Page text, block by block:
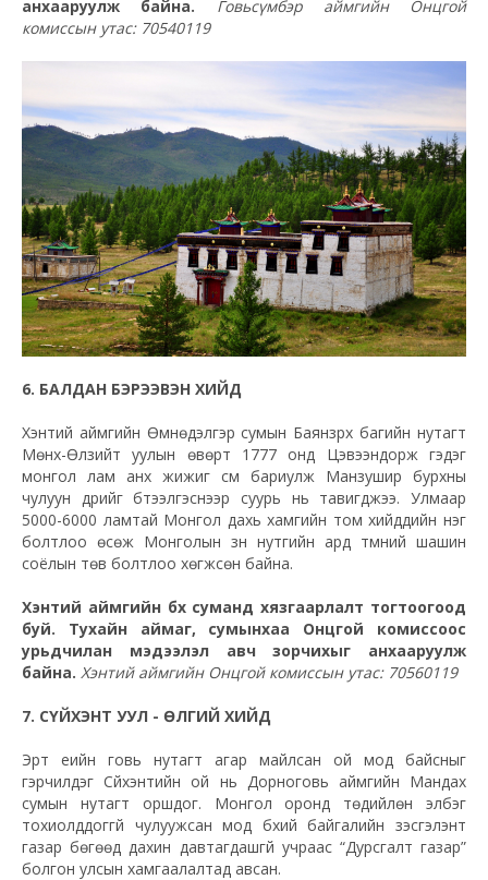
анхааруулж байна. Говьсүмбэр аймгийн Онцгой
комиссын утас: 70540119
6. БАЛДАН БЭРЭЭВЭН ХИЙД
Хэнтий аймгийн Өмнөдэлгэр сумын Баянзүрх багийн нутагт
Мөнх-Өлзийт уулын өвөрт 1777 онд Цэвээндорж гэдэг
монгол лам анх жижиг сүм бариулж Манзушир бурхны
чулуун дүрийг бүтээлгэснээр суурь нь тавигджээ. Улмаар
5000-6000 ламтай Монгол дахь хамгийн том хийдүүдийн нэг
болтлоо өсөж Монголын зүүн нутгийн ард түмний шашин
соёлын төв болтлоо хөгжсөн байна.
Хэнтий аймгийн бүх суманд хязгаарлалт тогтоогоод
буй. Тухайн аймаг, сумынхаа Онцгой комиссоос
урьдчилан мэдээлэл авч зорчихыг анхааруулж
байна. Хэнтий аймгийн Онцгой комиссын утас: 70560119
7. СҮЙХЭНТ УУЛ - ӨЛГИЙ ХИЙД
Эрт үеийн говь нутагт агар майлсан ой мод байсныг
гэрчилдэг Сүйхэнтийн ой нь Дорноговь аймгийн Мандах
сумын нутагт оршдог. Монгол оронд төдийлөн элбэг
тохиолддоггүй чулуужсан мод бүхий байгалийн үзэсгэлэнт
газар бөгөөд дахин давтагдашгүй учраас “Дурсгалт газар”
болгон улсын хамгаалалтад авсан.